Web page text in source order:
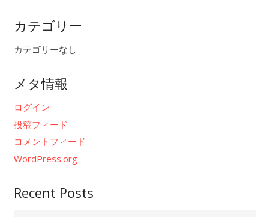
カテゴリー
カテゴリーなし
メタ情報
ログイン
投稿フィード
コメントフィード
WordPress.org
Recent Posts